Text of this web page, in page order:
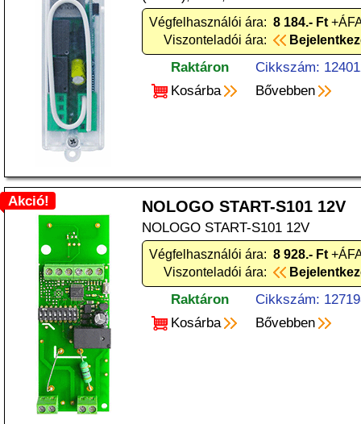
Végfelhasználói ára: 8 184.- Ft
Viszonteladói ára:
Raktáron
Cikkszám:
Kosárba
Bővebben
Akció! NOLOGO START-S101 12V
NOLOGO START-S101 12V
Végfelhasználói ára: 8 928.- Ft
Viszonteladói ára:
Raktáron
Cikkszám:
Kosárba
Bővebben